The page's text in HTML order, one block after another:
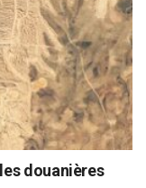
douanières